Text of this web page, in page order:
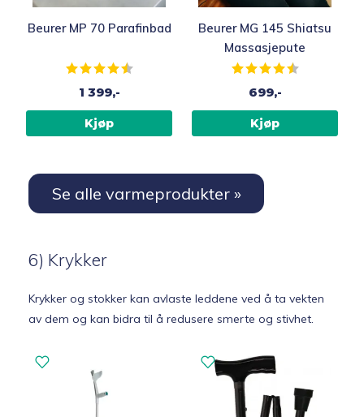
Beurer MP 70 Parafinbad
Karakter:
1 399,-
Kjøp
Beurer MG 145 Shiatsu
Massasjepute
Karakter:
699,-
Kjøp
Se alle varmeprodukter »
6) Krykker
Krykker og stokker kan avlaste leddene ved å ta vekten
av dem og kan bidra til å redusere smerte og stivhet.